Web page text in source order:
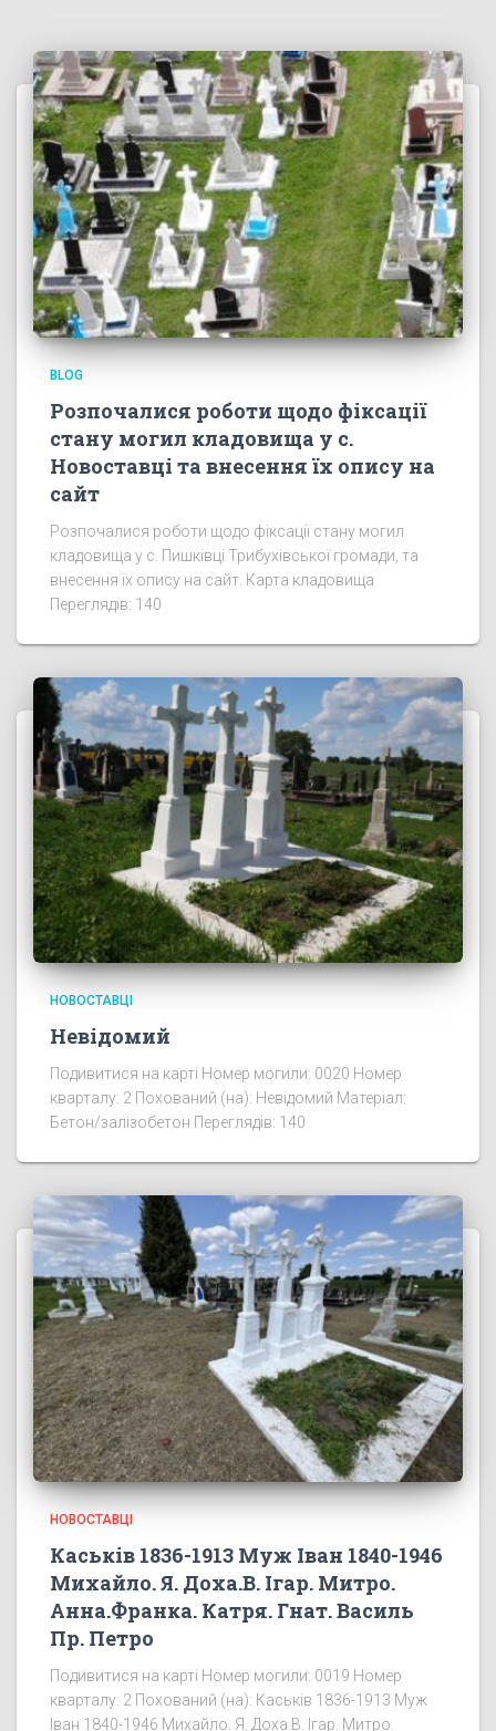
BLOG
Розпочалися роботи щодо фіксації
стану могил кладовища у с.
Новоставці та внесення їх опису на
сайт
Розпочалися роботи щодо фіксації стану могил
кладовища у с. Пишківці Трибухівської громади, та
внесення їх опису на сайт. Карта кладовища
Переглядів: 140
НОВОСТАВЦІ
Невідомий
Подивитися на карті Номер могили: 0020 Номер
кварталу: 2 Похований (на): Невідомий Матеріал:
Бетон/залізобетон Переглядів: 140
НОВОСТАВЦІ
Каськів 1836-1913 Муж Іван 1840-1946
Михайло. Я. Доха.В. Ігар. Митро.
Анна.Франка. Катря. Гнат. Василь
Пр. Петро
Подивитися на карті Номер могили: 0019 Номер
кварталу: 2 Похований (на): Каськів 1836-1913 Муж
Іван 1840-1946 Михайло. Я. Доха.В. Ігар. Митро.